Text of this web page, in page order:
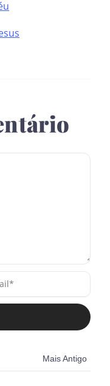
E
i
Mais Antigo